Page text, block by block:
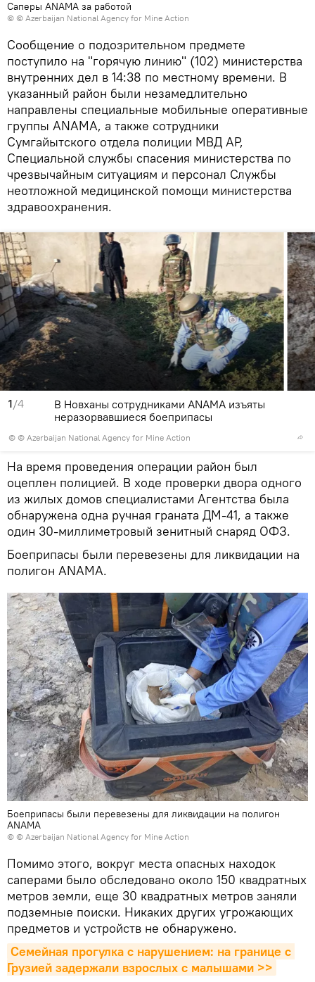
Саперы ANAMA за работой
© © Azerbaijan National Agency for Mine Action
Сообщение о подозрительном предмете
поступило на "горячую линию" (102) министерства
внутренних дел в 14:38 по местному времени. В
указанный район были незамедлительно
направлены специальные мобильные оперативные
группы ANAMA, а также сотрудники
Сумгайытского отдела полиции МВД АР,
Специальной службы спасения министерства по
чрезвычайным ситуациям и персонал Службы
неотложной медицинской помощи министерства
здравоохранения.
1/4
© © Azerbaijan National Agency for Mine Action
В Новханы сотрудниками ANAMA изъяты
неразорвавшиеся боеприпасы
На время проведения операции район был
оцеплен полицией. В ходе проверки двора одного
из жилых домов специалистами Агентства была
обнаружена одна ручная граната ДМ-41, а также
один 30-миллиметровый зенитный снаряд ОФЗ.
Боеприпасы были перевезены для ликвидации на
полигон ANAMA.
Боеприпасы были перевезены для ликвидации на полигон
ANAMA
© © Azerbaijan National Agency for Mine Action
Помимо этого, вокруг места опасных находок
саперами было обследовано около 150 квадратных
метров земли, еще 30 квадратных метров заняли
подземные поиски. Никаких других угрожающих
предметов и устройств не обнаружено.
Семейная прогулка с нарушением: на границе с
Грузией задержали взрослых с малышами >>